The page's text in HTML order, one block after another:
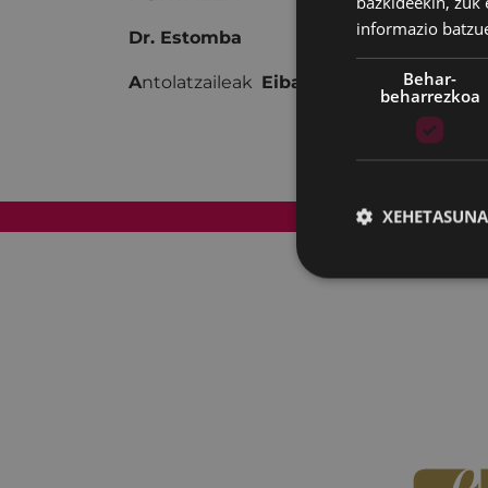
Dr. Estomba
Antolatzaileak Eibarko Udala -
Web mapa
informazio
Behar-
beharrezkoa